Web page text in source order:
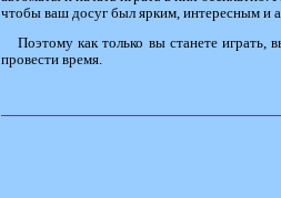
чтобы ваш досуг был ярким, интересным и
Поэтому как только вы станете играть,
провести время.